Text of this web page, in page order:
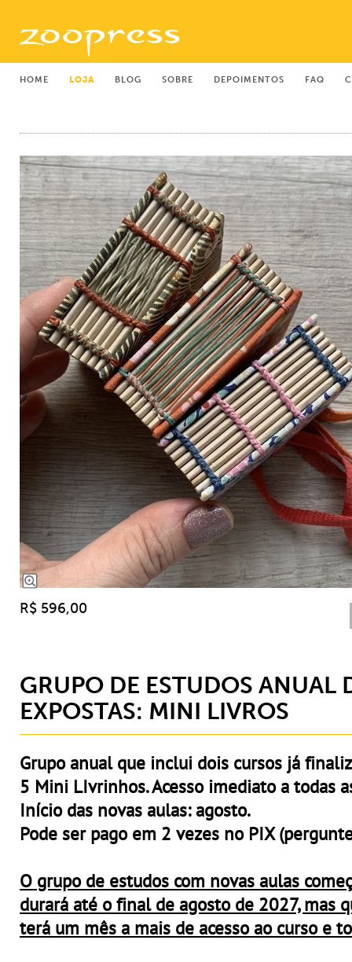
HOME LOJA BLOG SOBRE DEPOIMENTOS FAQ
R$ 596,00
GRUPO DE ESTUDOS ANUAL
EXPOSTAS: MINI LIVROS
Grupo anual que inclui dois cursos já
5 Mini LIvrinhos. Acesso imediato a todas
Início das novas aulas: agosto.
Pode ser pago em 2 vezes no PIX
O grupo de estudos com novas aulas
durará até o final de agosto de 2027, mas
terá um mês a mais de acesso ao curso e